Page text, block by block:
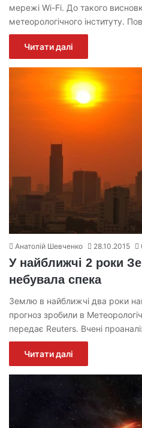
мережі Wi-Fi. До такого
метеорологічного інституту.
Читати далі
Анатолій Шевченко 28.10.2015
У найближчі 2 роки
небувала спека
Землю в найближчі два роки
прогноз зробили в
передає Reuters. Вчені
Читати далі